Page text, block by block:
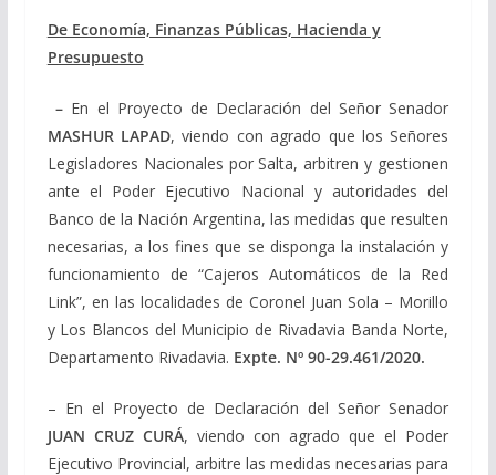
De Economía, Finanzas Públicas, Hacienda y
Presupuesto
– En el Proyecto de Declaración del Señor Senador
MASHUR LAPAD, viendo con agrado que los Señores
Legisladores Nacionales por Salta, arbitren y gestionen
ante el Poder Ejecutivo Nacional y autoridades del
Banco de la Nación Argentina, las medidas que resulten
necesarias, a los fines que se disponga la instalación y
funcionamiento de “Cajeros Automáticos de la Red
Link”, en las localidades de Coronel Juan Sola – Morillo
y Los Blancos del Municipio de Rivadavia Banda Norte,
Departamento Rivadavia. Expte. Nº 90-29.461/2020.
– En el Proyecto de Declaración del Señor Senador
JUAN CRUZ CURÁ, viendo con agrado que el Poder
Ejecutivo Provincial, arbitre las medidas necesarias para